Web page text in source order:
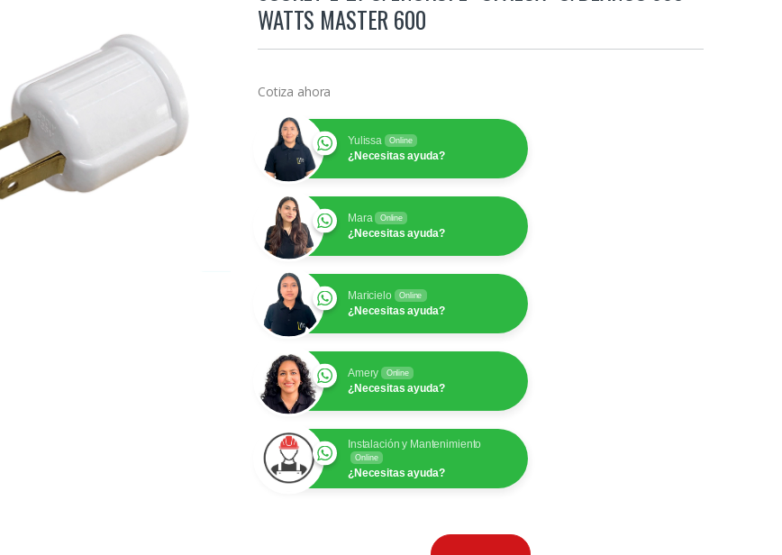
WATTS MASTER 600
Cotiza ahora
Yulissa Online
¿Necesitas ayuda?
Mara Online
¿Necesitas ayuda?
Maricielo Online
¿Necesitas ayuda?
Amery Online
¿Necesitas ayuda?
Instalación y Mantenimiento
Online
¿Necesitas ayuda?